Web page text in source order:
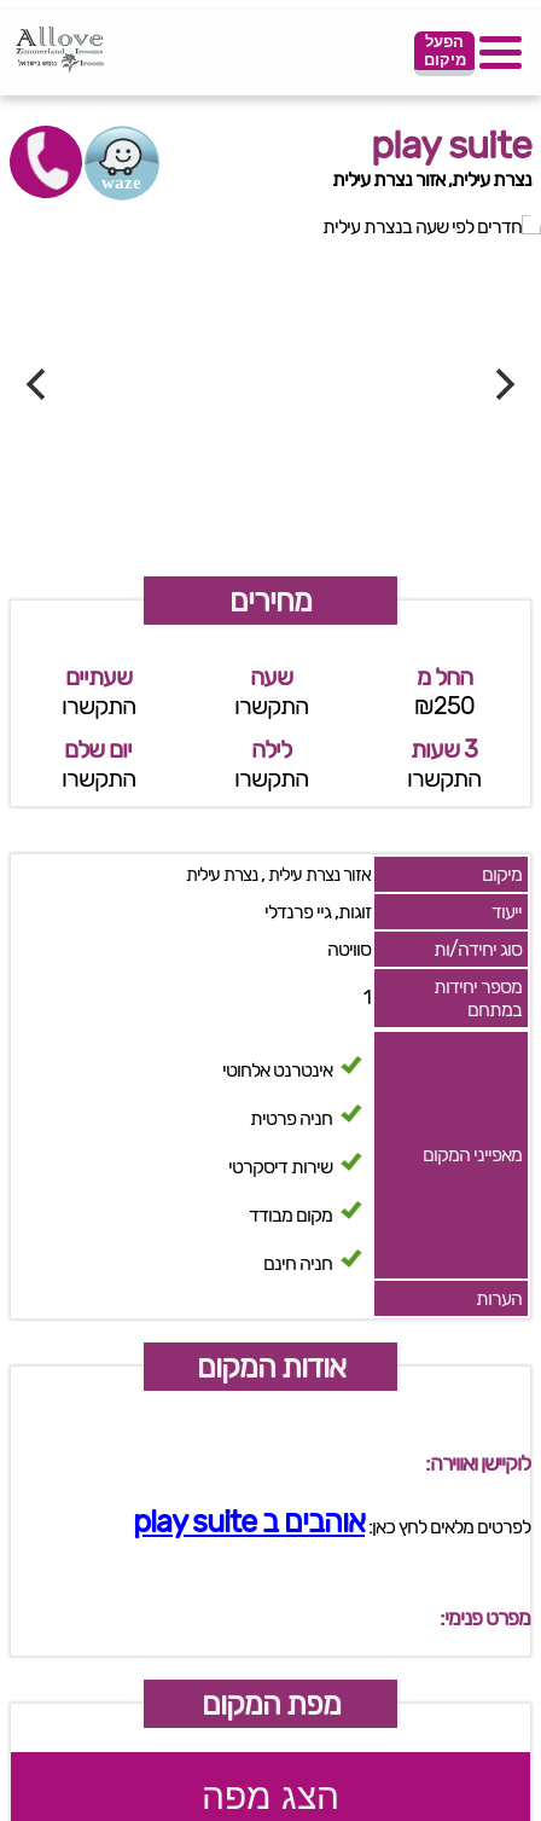
הפעל
מיקום
play suite
נצרת עילית, אזור נצרת עילית
מחירים
החל מ
₪250
שעה
התקשרו
שעתיים
התקשרו
3 שעות
התקשרו
לילה
התקשרו
יום שלם
התקשרו
מיקום אזור נצרת עילית,נצרת עילית
ייעוד
זוגות, גיי פרנדלי
סוג יחידה/ות
סוויטה
מספר יחידות
במתחם
1
מאפייני המקום
אינטרנט אלחוטי
חניה פרטית
שירות דיסקרטי
מקום מבודד
חניה חינם
הערות
אודות המקום
לוקיישן ואווירה:
לפרטים מלאים לחץ כאן:אוהבים ב play suite
מפרט פנימי:
מפת המקום
הצג מפה